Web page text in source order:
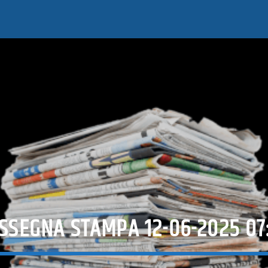
STAMPA 12-06-2025